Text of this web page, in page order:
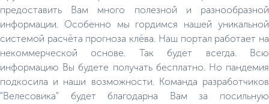
предоставить Вам много полезной и разнообразной
информации. Особенно мы гордимся нашей уникальной
системой расчёта прогноза клёва. Наш портал работает на
некоммерческой основе. Так будет всегда. Всю
информацию Вы будете получать бесплатно. Но пандемия
подкосила и наши возможности. Команда разработчиков
"Велесовика" будет благодарна Вам за посильную